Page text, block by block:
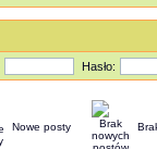
Hasło:
Nowe posty